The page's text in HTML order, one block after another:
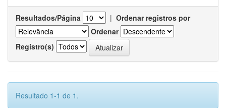
Resultados/Página | Ordenar registros por
Ordenar
Registro(s)
Resultado 1-1 de 1.